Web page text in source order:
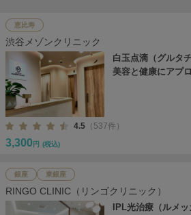
恵比寿
渋谷メゾンクリニック
白玉点滴（グルタ
美容と健康にアプ
4.5 （537件）
3,300 円 (税込)
銀座 東銀座
RINGO CLINIC（リンゴクリニック）
IPL光治療（ルメ